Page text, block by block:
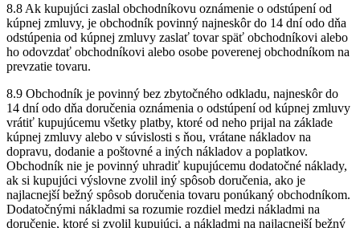
8.8 Ak kupujúci zaslal obchodníkovu oznámenie o odstúpení od
kúpnej zmluvy, je obchodník povinný najneskôr do 14 dní odo dňa
odstúpenia od kúpnej zmluvy zaslať tovar späť obchodníkovi alebo
ho odovzdať obchodníkovi alebo osobe poverenej obchodníkom na
prevzatie tovaru.
8.9 Obchodník je povinný bez zbytočného odkladu, najneskôr do
14 dní odo dňa doručenia oznámenia o odstúpení od kúpnej zmluvy
vrátiť kupujúcemu všetky platby, ktoré od neho prijal na základe
kúpnej zmluvy alebo v súvislosti s ňou, vrátane nákladov na
dopravu, dodanie a poštovné a iných nákladov a poplatkov.
Obchodník nie je povinný uhradiť kupujúcemu dodatočné náklady,
ak si kupujúci výslovne zvolil iný spôsob doručenia, ako je
najlacnejší bežný spôsob doručenia tovaru ponúkaný obchodníkom.
Dodatočnými nákladmi sa rozumie rozdiel medzi nákladmi na
doručenie, ktoré si zvolil kupujúci, a nákladmi na najlacnejší bežný